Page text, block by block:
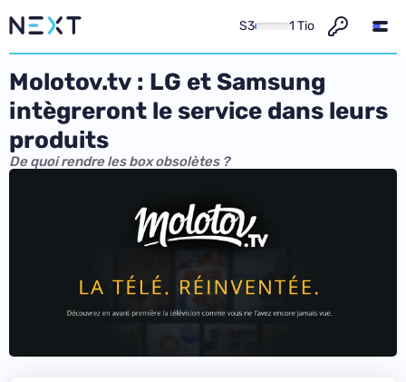
S3 1 Tio
Molotov.tv : LG et Samsung
intègreront le service dans leurs
produits
De quoi rendre les box obsolètes ?